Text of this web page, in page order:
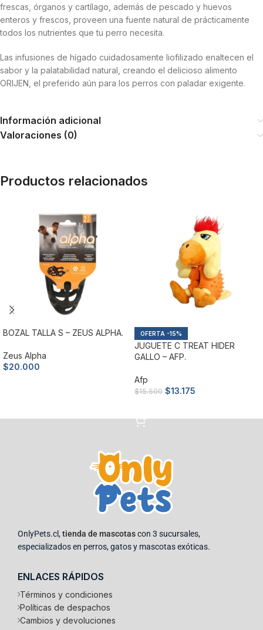
frescas, órganos y cartílago, además de pescado y huevos
enteros y frescos, proveen una fuente natural de prácticamente
todos los nutrientes que tu perro necesita.
Las infusiones de hígado cuidadosamente liofilizado enaltecen el
sabor y la palatabilidad natural, creando el delicioso alimento
ORIJEN, el preferido aún para los perros con paladar exigente.
Información adicional
Valoraciones (0)
Productos relacionados
BOZAL TALLA S – ZEUS ALPHA.
Zeus Alpha
$20.000
-15%
JUGUETE C TREAT HIDER
GALLO – AFP.
Afp
$15.500 $13.175
OnlyPets.cl,tienda de mascotascon 3 sucursales,
especializados en perros, gatos y mascotas exóticas.
ENLACES RÁPIDOS
Términos y condiciones
Políticas de despachos
Cambios y devoluciones